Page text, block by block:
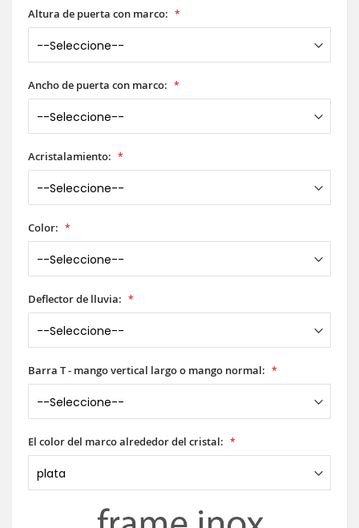
Altura de puerta con marco:
Ancho de puerta con marco:
Acristalamiento:
Color:
Deflector de lluvia:
Barra T - mango vertical largo o mango normal:
El color del marco alrededor del cristal: